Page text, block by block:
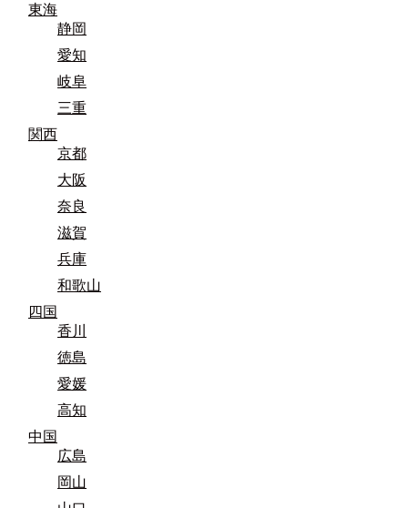
東海
静岡
愛知
岐阜
三重
関西
京都
大阪
奈良
滋賀
兵庫
和歌山
四国
香川
徳島
愛媛
高知
中国
広島
岡山